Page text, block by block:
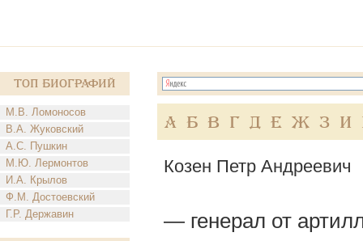
Топ Биографий
М.В. Ломоносов
В.А. Жуковский
А.С. Пушкин
М.Ю. Лермонтов
И.А. Крылов
Ф.М. Достоевский
Г.Р. Державин
А Б В Г Д Е Ж З И
Козен Петр Андреевич
— генерал от